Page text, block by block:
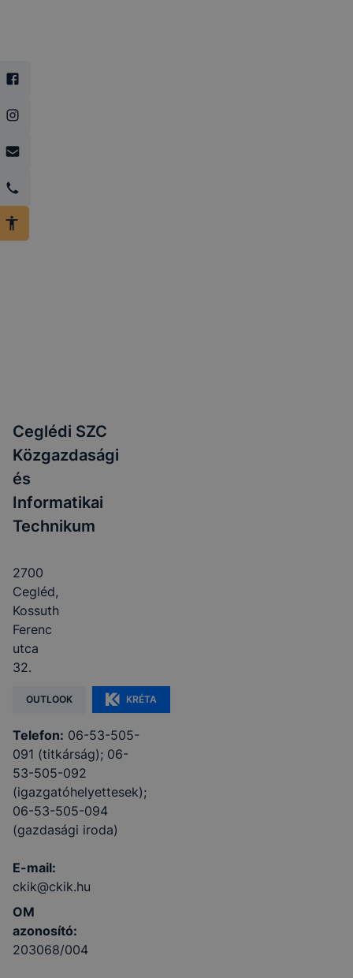
Ceglédi SZC
Közgazdasági
és
Informatikai
Technikum
2700
Cegléd,
Kossuth
Ferenc
utca
32.
OUTLOOK KRÉTA
Telefon: 06-53-505-
091 (titkárság); 06-
53-505-092
(igazgatóhelyettesek);
06-53-505-094
(gazdasági iroda)
E-mail:
ckik@ckik.hu
OM
azonosító:
203068/004